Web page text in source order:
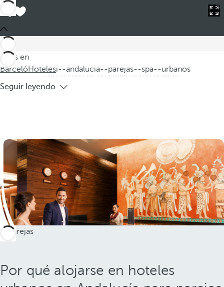
Estás en
BarcelóHotelesi--andalucia--parejas--spa--urbanos
Barceló
spa urbanos
Descubra nuestros hoteles en Andalucía para parejas, donde
el encanto de los pueblos blancos de Cádiz se combina con la
comodidad de un alojamiento urbano.
Seguir leyendo
Por qué alojarse en hoteles